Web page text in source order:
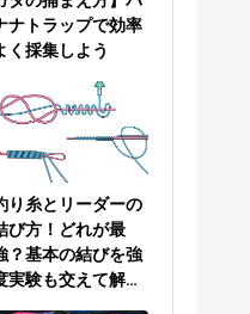
ナトラップで効率
く採集しよう
り糸とリーダーの
び方！どれが最
？基本の結びを強
実験も交えて解説